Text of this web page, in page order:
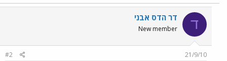
ד דר הדס אבני
New member
21/9/10
#2